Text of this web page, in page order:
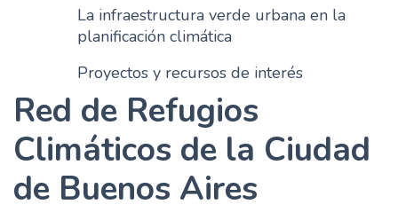
La infraestructura verde urbana en la
planificación climática
Proyectos y recursos de interés
Red de Refugios
Climáticos de la Ciudad
de Buenos Aires